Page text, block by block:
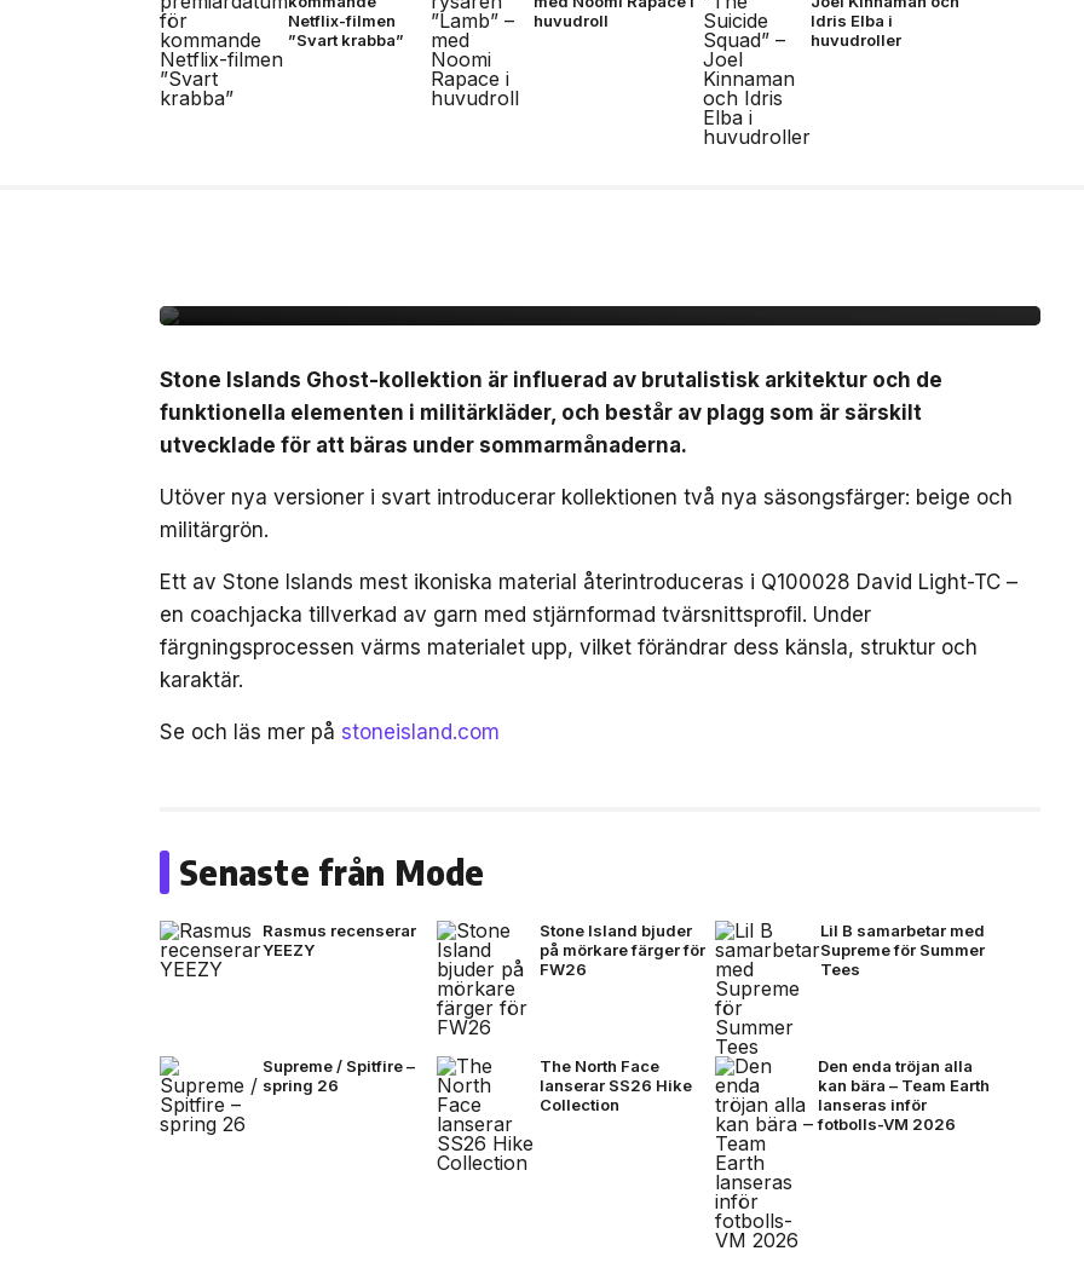
Netflix-filmen
”Svart krabba”
huvudroll
Idris Elba i
huvudroller
Stone Islands Ghost-kollektion är influerad av brutalistisk arkitektur och de
funktionella elementen i militärkläder, och består av plagg som är särskilt
utvecklade för att bäras under sommarmånaderna.
Utöver nya versioner i svart introducerar kollektionen två nya säsongsfärger: beige och
militärgrön.
Ett av Stone Islands mest ikoniska material återintroduceras i Q100028 David Light-TC –
en coachjacka tillverkad av garn med stjärnformad tvärsnittsprofil. Under
färgningsprocessen värms materialet upp, vilket förändrar dess känsla, struktur och
karaktär.
Se och läs mer på stoneisland.com
Senaste från Mode
Rasmus recenserar
YEEZY
Stone Island bjuder
på mörkare färger för
FW26
Lil B samarbetar med
Supreme för Summer
Tees
Supreme / Spitfire –
spring 26
The North Face
lanserar SS26 Hike
Collection
Den enda tröjan alla
kan bära – Team Earth
lanseras inför
fotbolls-VM 2026